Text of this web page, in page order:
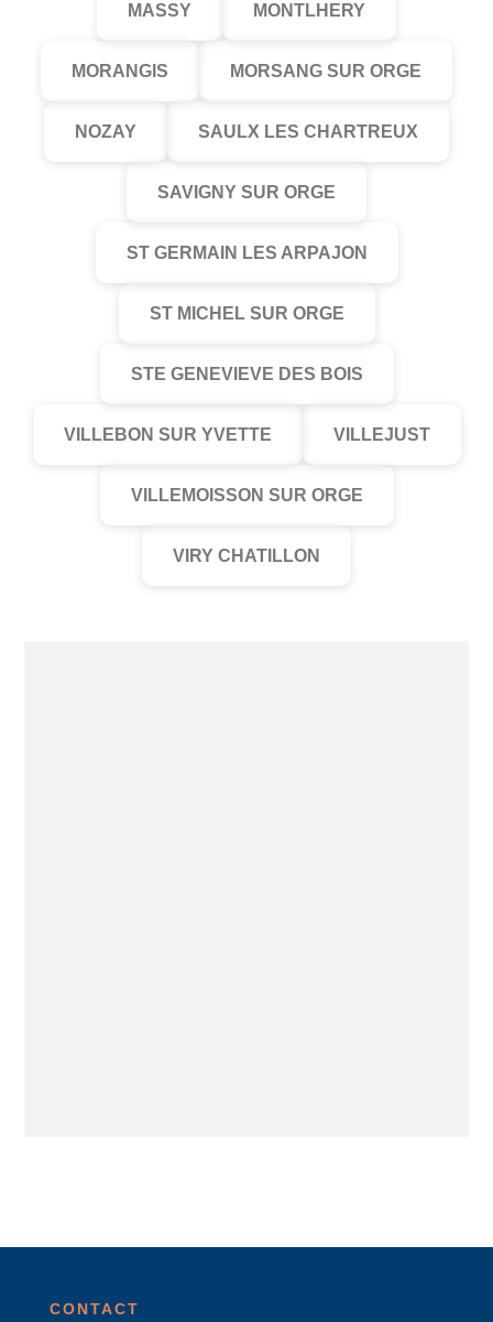
MASSY MONTLHERY
MORANGIS MORSANG SUR ORGE
NOZAY SAULX LES CHARTREUX
SAVIGNY SUR ORGE
ST GERMAIN LES ARPAJON
ST MICHEL SUR ORGE
STE GENEVIEVE DES BOIS
VILLEBON SUR YVETTE VILLEJUST
VILLEMOISSON SUR ORGE
VIRY CHATILLON
CONTACT